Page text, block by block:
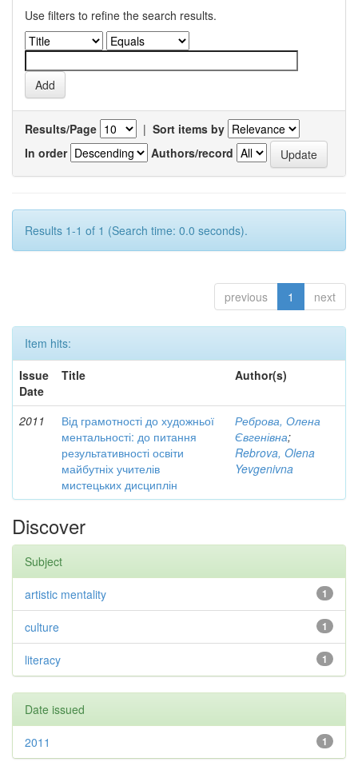
Use filters to refine the search results.
Results/Page | Sort items by
In order
Authors/record
Results 1-1 of 1 (Search time: 0.0 seconds).
previous 1 next
Item hits:
Issue
Date
Title Author(s)
2011
Від грамотності до художньої
ментальності: до питання
результативності освіти
майбутніх учителів
мистецьких дисциплін
Реброва, Олена
Євгенівна;
Rebrova, Olena
Yevgenivna
Discover
Subject
1
artistic mentality
1
culture
1
literacy
Date issued
1
2011